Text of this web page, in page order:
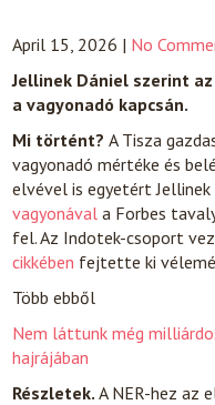
April 15, 2026 | No
Jellinek Dániel szerint
a vagyonadó kapcsán.
Mi történt?A Tisza
vagyonadó mértéke és
elvével is egyetért Jellinek
vagyonával a Forbes
fel. Az Indotek-csoport
cikkében fejtette ki
Több ebből
Nem láttunk még
hajrájában
Részletek.A NER-hez az